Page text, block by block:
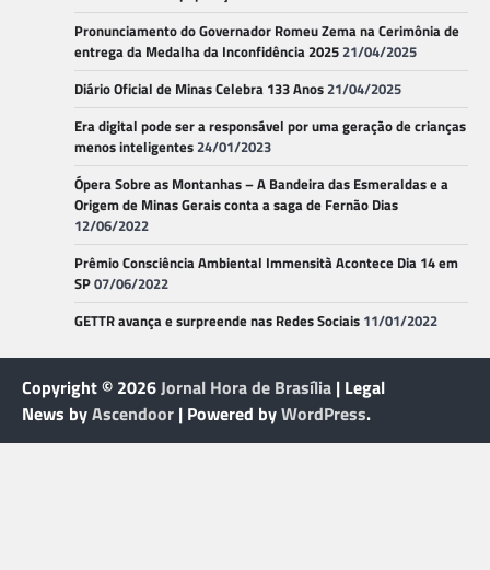
Pronunciamento do Governador Romeu Zema na Cerimônia de
entrega da Medalha da Inconfidência 202521/04/2025
Diário Oficial de Minas Celebra 133 Anos21/04/2025
Era digital pode ser a responsável por uma geração de crianças
menos inteligentes24/01/2023
Ópera Sobre as Montanhas – A Bandeira das Esmeraldas e a
Origem de Minas Gerais conta a saga de Fernão Dias
12/06/2022
Prêmio Consciência Ambiental Immensità Acontece Dia 14 em
SP07/06/2022
GETTR avança e surpreende nas Redes Sociais 11/01/2022
Copyright © 2026Jornal Hora de Brasília | Legal
News byAscendoor | Powered byWordPress.